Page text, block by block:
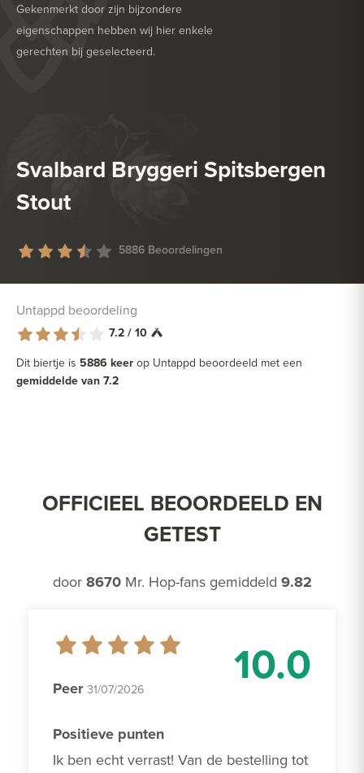
Gekenmerkt door zijn bijzondere
eigenschappen hebben wij hier enkele
gerechten bij geselecteerd.
HEERLIJK BIJ
Svalbard Bryggeri Spitsbergen
Stout
5886 Beoordelingen
Untappd beoordeling
7.2 / 10
Dit biertje is 5886 keer op Untappd beoordeeld met een
gemiddelde van 7.2
OFFICIEEL BEOORDEELD EN
GETEST
door 8670Mr. Hop-fans gemiddeld 9.82
10.0
Peer 31/07/2026
Positieve punten
Ik ben echt verrast! Van de bestelling tot